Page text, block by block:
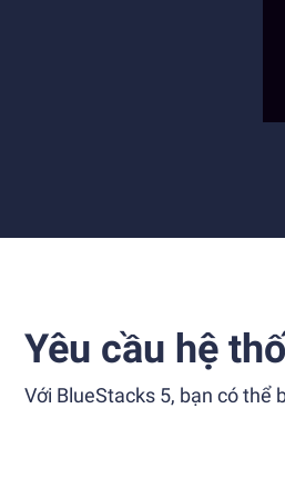
Yêu cầu hệ
Với BlueStacks 5, bạn có thể